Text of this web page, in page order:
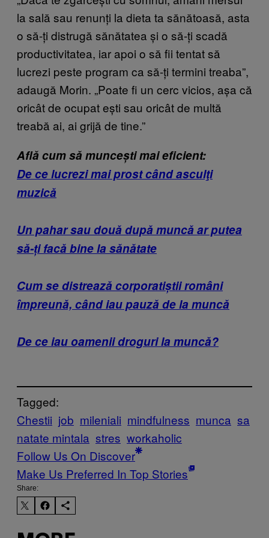
la sală sau renunți la dieta ta sănătoasă, asta
o să-ți distrugă sănătatea și o să-ți scadă
productivitatea, iar apoi o să fii tentat să
lucrezi peste program ca să-ți termini treaba”,
adaugă Morin. „Poate fi un cerc vicios, așa că
oricât de ocupat ești sau oricât de multă
treabă ai, ai grijă de tine.”
Află cum să muncești mai eficient:
De ce lucrezi mai prost când asculţi
muzică
Un pahar sau două după muncă ar putea
să-ți facă bine la sănătate
Cum se distrează corporatiștii români
împreună, când iau pauză de la muncă
De ce iau oamenii droguri la muncă?
Tagged:
Chestii job mileniali mindfulness munca sa
natate mintala stres workaholic
Follow Us On Discover
Make Us Preferred In Top Stories
Share: